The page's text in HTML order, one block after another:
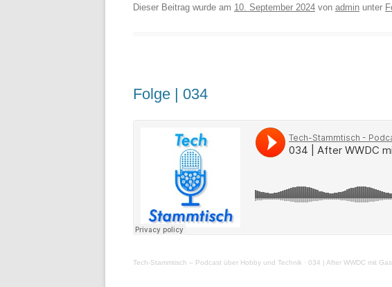
Dieser Beitrag wurde am 10. September 2024 von admin unter
Folge | 034
Tech-Stammtisch – Podcast über Hobby und Technik · 034 | After WWDC mit